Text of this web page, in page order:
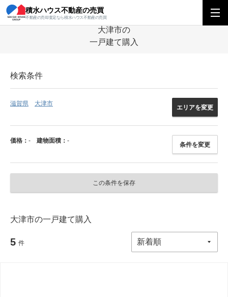
積水ハウス不動産の売買
不動産の売却査定なら積水ハウス不動産の売買
積水ハウス不動産の売買 関西エリア 大津市の一戸
大津市の
一戸建て購入
検索条件
滋賀県 大津市
エリアを変更
価格： - 建物面積： -
条件を変更
この条件を保存
大津市の一戸建て購入
5 件